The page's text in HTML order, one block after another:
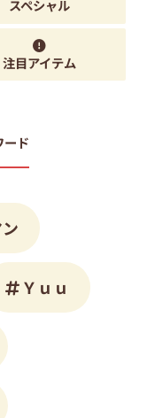
スペシャル
注目アイテム
ード
Ｙｕｕ